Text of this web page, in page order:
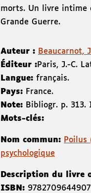
morts. Un livre intime
Grande Guerre.
Auteur : Beaucarnot,
Éditeur :Paris, J.-C.
Langue: français.
Pays: France.
Note: Bibliogr. p. 313.
Mots-clés:
Nom commun: Poilus
psychologique
Description du livre
ISBN: 9782709644907